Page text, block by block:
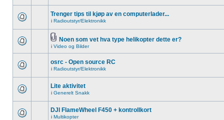
Trenger tips til kjøp av en computerlader...
i Radioutstyr/Elektronikk
Noen som vet hva type helikopter dette er?
i Video og Bilder
osrc - Open source RC
i Radioutstyr/Elektronikk
Lite aktivitet
i Generelt Snakk
DJI FlameWheel F450 + kontrollkort
i Multikopter